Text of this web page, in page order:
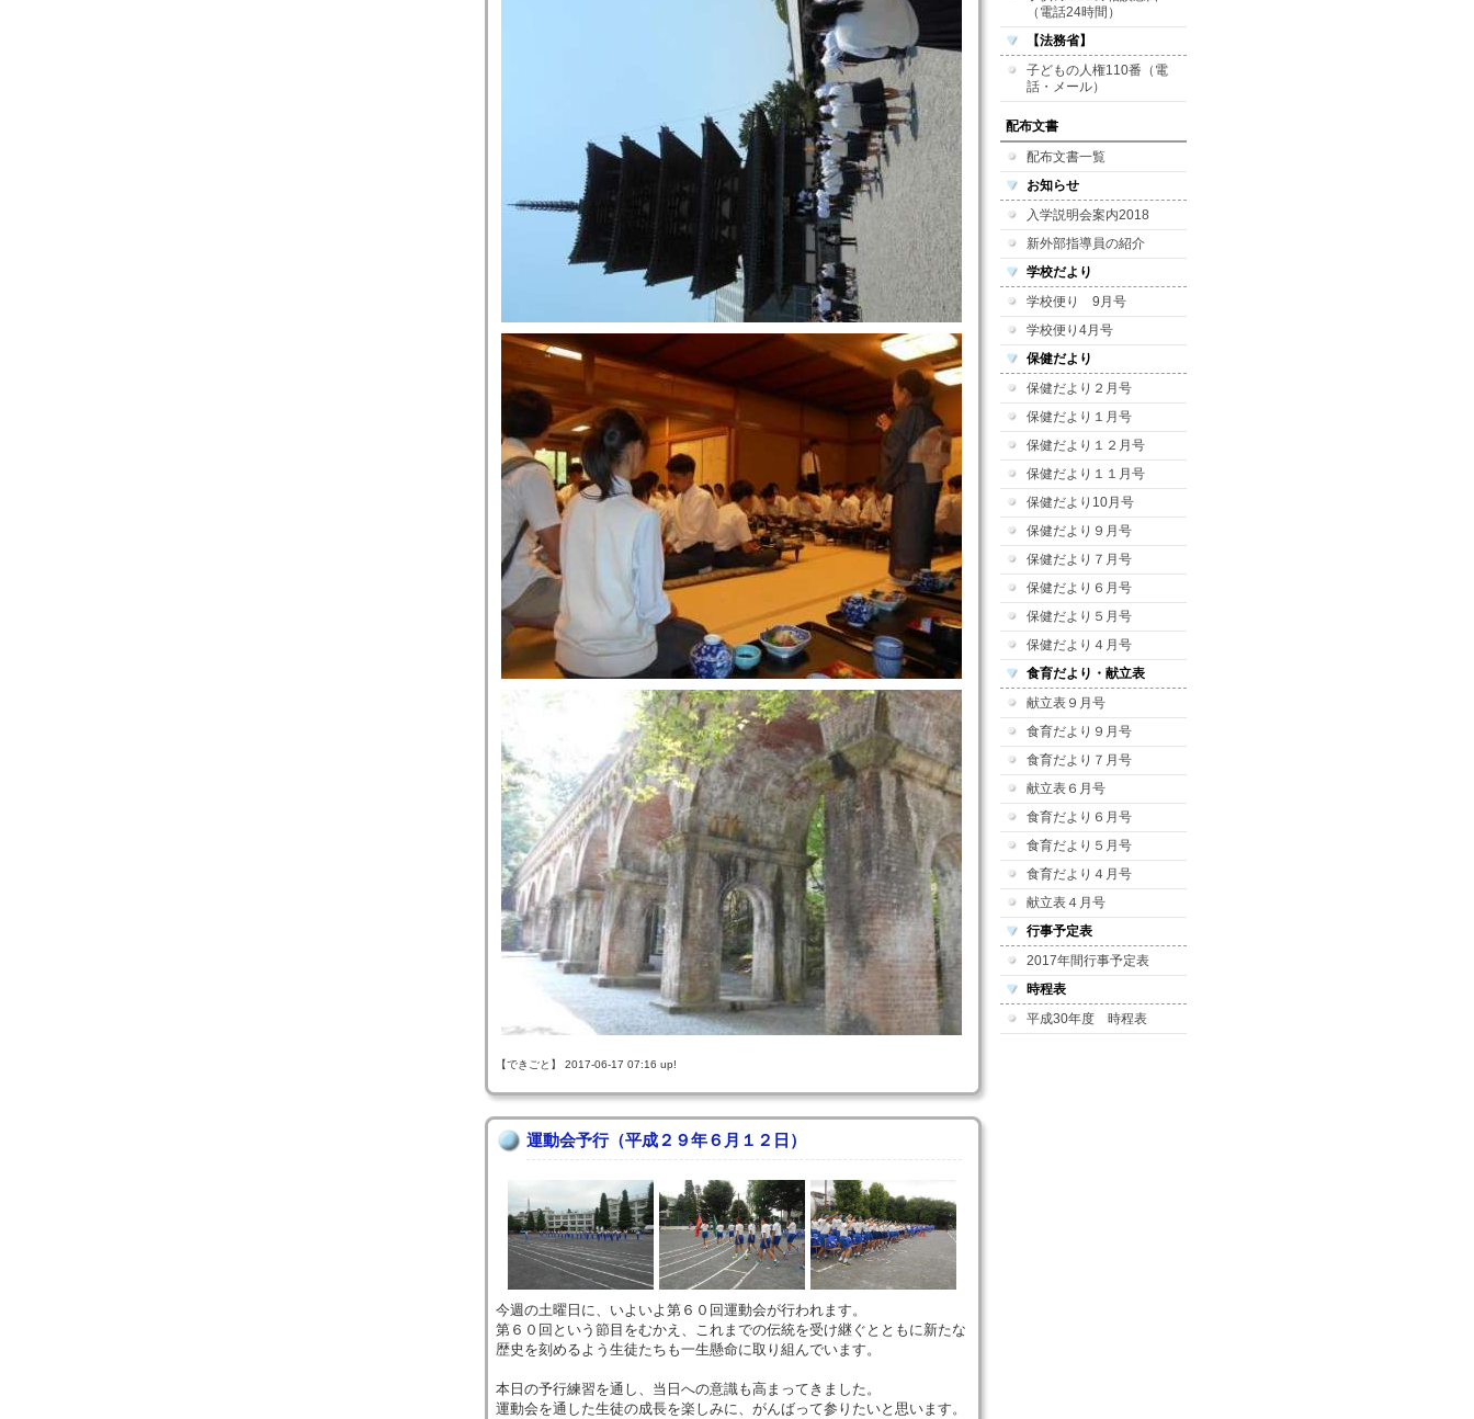
【できごと】 2017-06-17 07:16 up!
運動会予行（平成２９年６月１２日）
今週の土曜日に、いよいよ第６０回運動会が行われます。
第６０回という節目をむかえ、これまでの伝統を受け継ぐとともに新たな
歴史を刻めるよう生徒たちも一生懸命に取り組んでいます。
本日の予行練習を通し、当日への意識も高まってきました。
運動会を通した生徒の成長を楽しみに、がんばって参りたいと思います。
（電話24時間）
【法務省】
子どもの人権110番（電
話・メール）
配布文書
配布文書一覧
お知らせ
入学説明会案内2018
新外部指導員の紹介
学校だより
学校便り 9月号
学校便り4月号
保健だより
保健だより２月号
保健だより１月号
保健だより１２月号
保健だより１１月号
保健だより10月号
保健だより９月号
保健だより７月号
保健だより６月号
保健だより５月号
保健だより４月号
食育だより・献立表
献立表９月号
食育だより９月号
食育だより７月号
献立表６月号
食育だより６月号
食育だより５月号
食育だより４月号
献立表４月号
行事予定表
2017年間行事予定表
時程表
平成30年度 時程表